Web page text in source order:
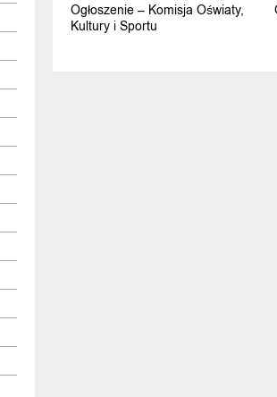
Ogłoszenie – Komisja Oświaty,
Kultury i Sportu